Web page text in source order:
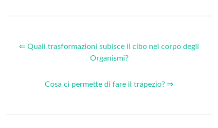
⇐ Quali trasformazioni subisce il cibo nel corpo degli
Organismi?
Cosa ci permette di fare il trapezio? ⇒